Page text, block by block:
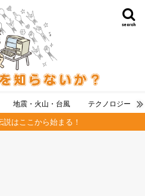
search
地震・火山・台風 テクノロジー
はここから始まる！